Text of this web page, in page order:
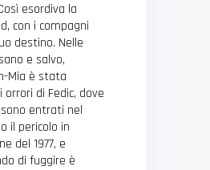
esordiva la
con i compagni
destino. Nelle
e salvo,
Mia è stata
di Fedic, dove
sono entrati nel
il pericolo in
del 1977, e
di fuggire è